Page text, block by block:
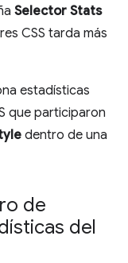
Selector Stats
CSS tarda más
estadísticas
que participaron
dentro de una
de
del